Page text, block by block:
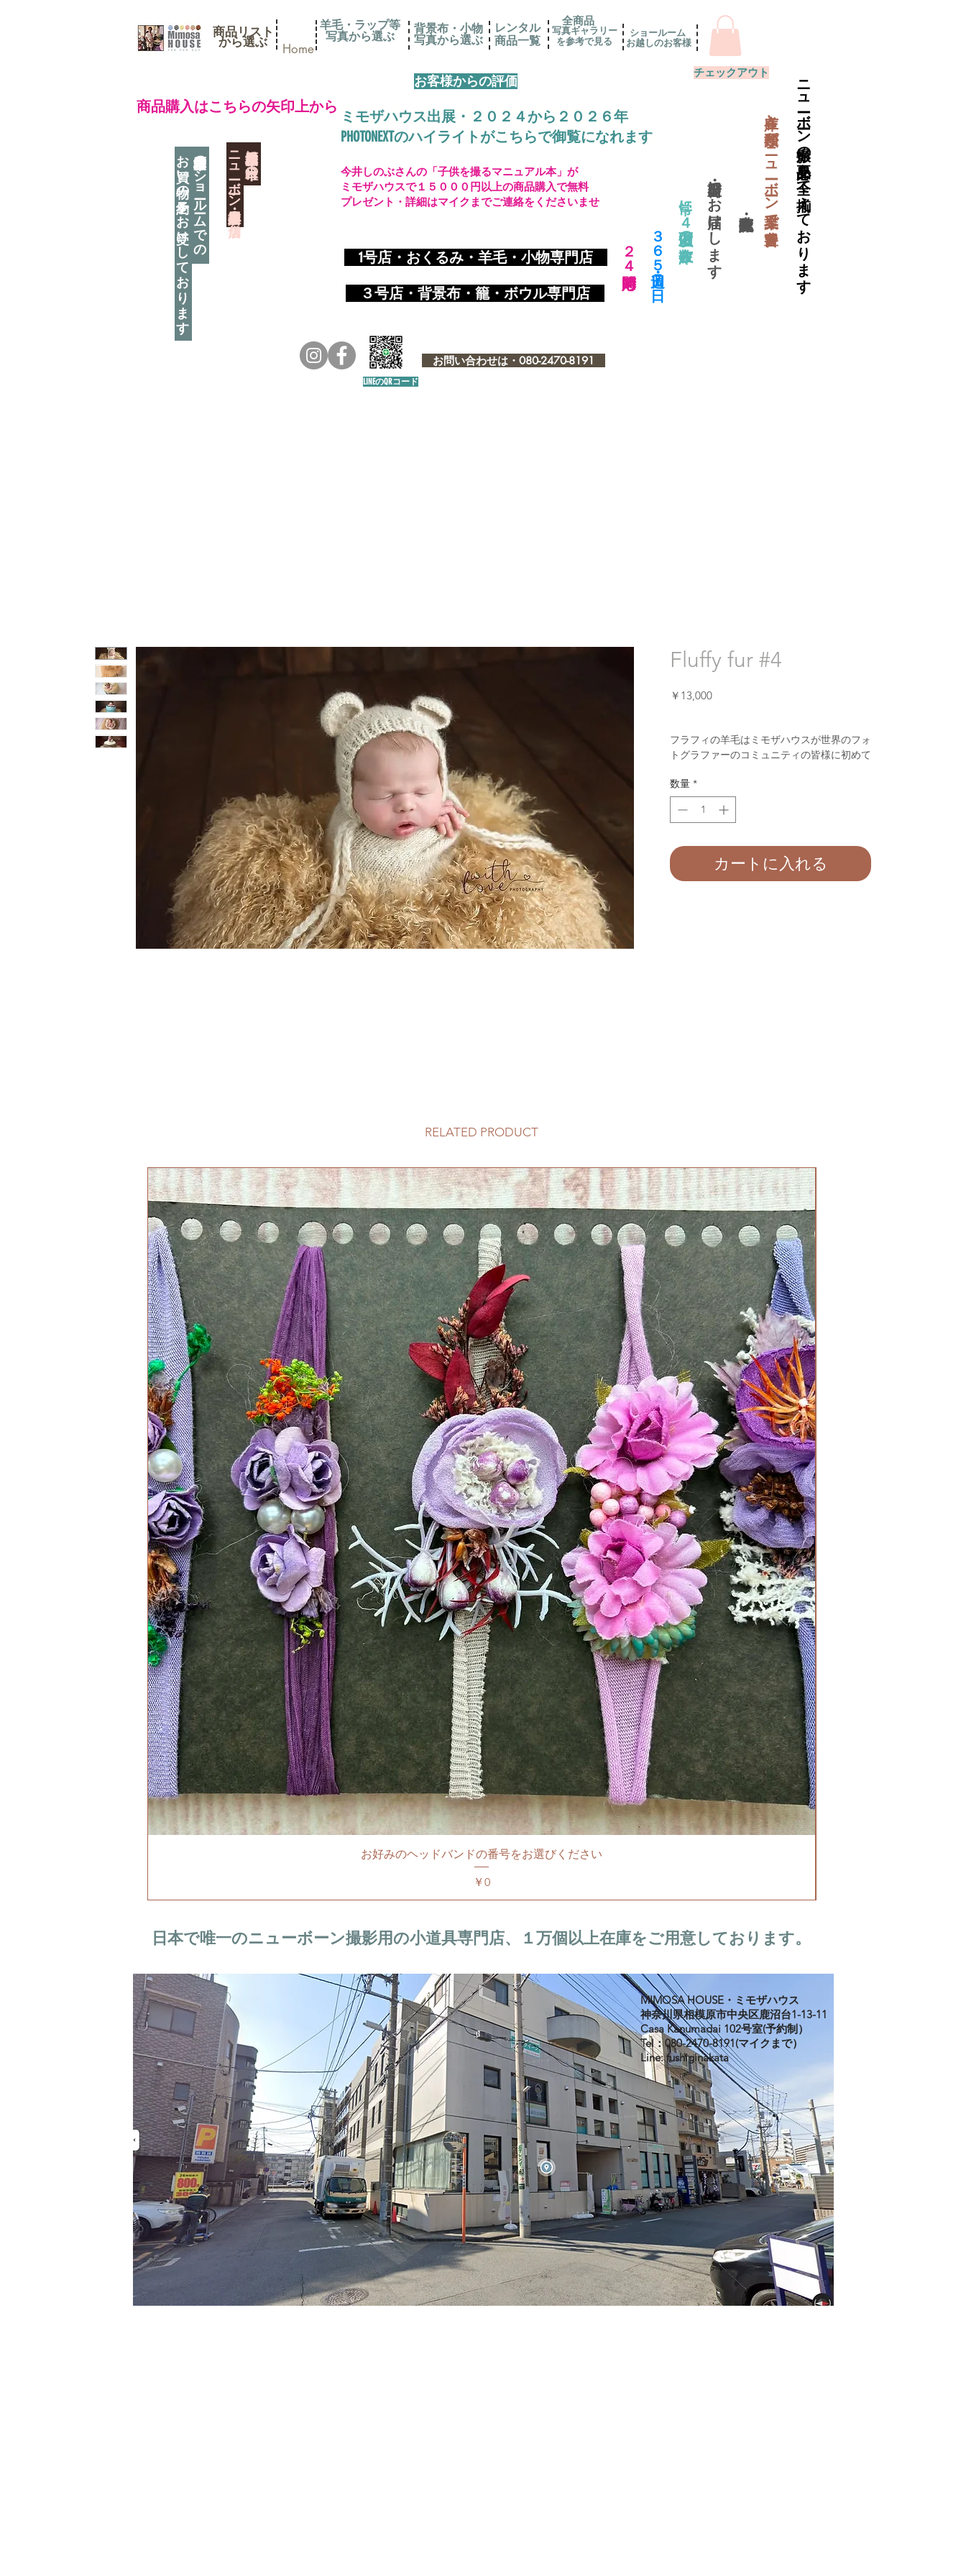
商品リスト
​から選ぶ Home
​商品購入はこちらの矢印上から
神奈川県相模原市に日本唯一の
​ニューボーン撮影用小道具店・３店舗
羊毛・ラップ等
写真から選ぶ
背景布・小物
​写真から選ぶ
レンタル
​商品一覧
写真ギャラリー
を参考で見る
全商品
お客様からの評価
ミモザハウス出展・２０２４から２０２６年
PHOTONEXTのハイライトがこちらで御覧になれます
神奈川県相模原市のショールームでの
お買い物の予約をお受けしております 1号店・おくるみ・羊毛・小物専門店
​ ３号店・背景布・籠・ボウル専門店
お問い合わせは・080-2470-8191
ショールーム
お越しのお客様
チェックアウト
​２４時間対応 ​３６５日・週７日
常に４万個以上の在庫数 当日出荷・翌日にお届けします
​在庫と種類がニューボーン業界で一番豊富ニューボーン撮影の必要品を全て揃えております
今井しのぶさんの「子供を撮るマニュアル本」が
ミモザハウスで１５０００円以上の商品購入で無料
プレゼント・詳細はマイクまでご連絡をくださいませ
LINEのQRコード
Fluffy fur #4
￥13,000価
フラフィの羊毛はミモザハウスが世界のフォ
トグラファーのコミュニティの皆様に初めて
の質と使いやすさを広めたニューボーン撮影
用のプロップでございます。
髪の毛の様に薄く、上品な羊毛のくるくる
触りが、生まれてまもない赤ちゃんのお体に
優しくミモザハウスのフラフィの羊毛で包ま
れます。
数量 *
カートに入れる
RELATED PRODUCT
お好みのヘッドバンドの番号をお選びください
価格
￥0
日本で唯一のニューボーン撮影用の小道具専門店、１万個以上在庫をご用意しております。
MIMOSA HOUSE・ミモザハウス
神奈川県相模原市中央区鹿沼台1-13-11
Casa Kanumadai 102号室(予約制）
Tel：080-2470-8191(マイクまで）
Line: fushiginakata